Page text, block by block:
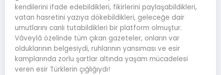
kendilerini ifade edebildikleri, fikirlerini paylaşabildikleri,
vatan hasretini yazıya dökebildikleri, geleceğe dair
umutlarını canlı tutabildikleri bir platform olmuştur.
Vâveylâ özelinde tüm çıkan gazeteler, onların var
olduklarının belgesiydi, ruhlarının yansıması ve esir
kamplarında zorlu şartlar altında yaşam mücadelesi
veren esir Türklerin çığlığıydı!